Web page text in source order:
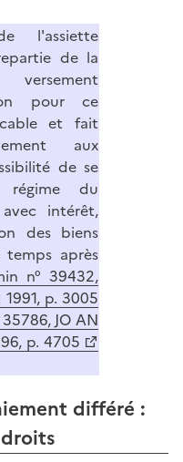
l'assiette
de la
pour ce
et fait
aux
de se
du
intérêt,
des biens
après
n° 39432,
p. 3005
JO AN
p. 4705
différé :